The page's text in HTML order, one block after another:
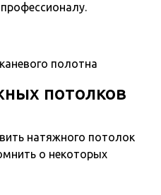
полотна
потолков
натяжного потолок
о некоторых